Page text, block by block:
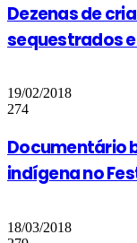
Dezenas de
sequestrados
19/02/2018
274
Documentário
indígena no
18/03/2018